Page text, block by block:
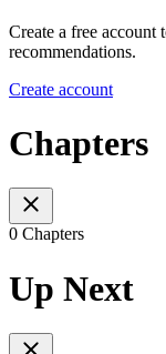
Create a free account
recommendations.
Create account
Chapters
0 Chapters
Up Next